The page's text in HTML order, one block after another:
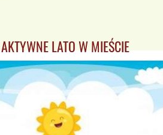
AKTYWNE LATO W MIEŚCIE